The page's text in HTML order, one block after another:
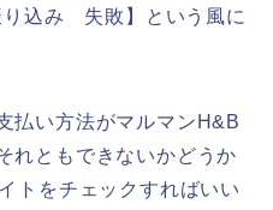
り込み 失敗】という風に
払い方法がマルマンH&B
れともできないかどうか
トをチェックすればいい